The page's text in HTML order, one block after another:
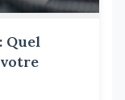
Quel
votre